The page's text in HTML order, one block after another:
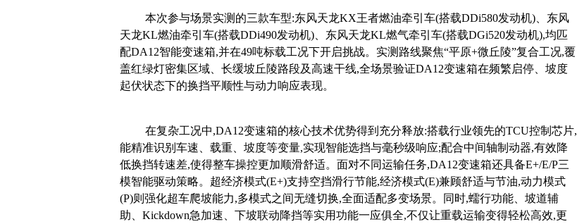
本次参与场景实测的三款车型:东风天龙KX王者燃油牵引车(搭载DDi580发动机)、东风
天龙KL燃油牵引车(搭载DDi490发动机)、东风天龙KL燃气牵引车(搭载DGi520发动机),均匹
配DA12智能变速箱,并在49吨标载工况下开启挑战。实测路线聚焦“平原+微丘陵”复合工况,覆
盖红绿灯密集区域、长缓坡丘陵路段及高速干线,全场景验证DA12变速箱在频繁启停、坡度
起伏状态下的换挡平顺性与动力响应表现。
在复杂工况中,DA12变速箱的核心技术优势得到充分释放:搭载行业领先的TCU控制芯片,
能精准识别车速、载重、坡度等变量,实现智能选挡与毫秒级响应;配合中间轴制动器,有效降
低换挡转速差,使得整车操控更加顺滑舒适。面对不同运输任务,DA12变速箱还具备E+/E/P三
模智能驱动策略。超经济模式(E+)支持空挡滑行节能,经济模式(E)兼顾舒适与节油,动力模式
(P)则强化超车爬坡能力,多模式之间无缝切换,全面适配多变场景。同时,蠕行功能、坡道辅
助、Kickdown急加速、下坡联动降挡等实用功能一应俱全,不仅让重载运输变得轻松高效,更